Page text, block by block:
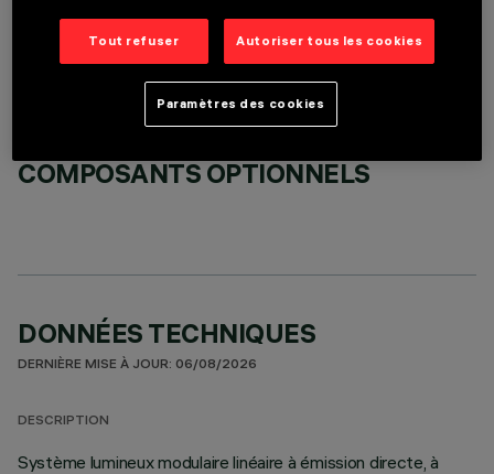
Il est nécessaire de commander l'un des accessoires requis pour installer et utiliser correctement
COMPOSANTS OPTIONNELS
DONNÉES TECHNIQUES
DERNIÈRE MISE À JOUR: 06/08/2026
DESCRIPTION
Système lumineux modulaire linéaire à émission directe, à
Tout refuser Autoriser tous les cookies
Paramètres des cookies